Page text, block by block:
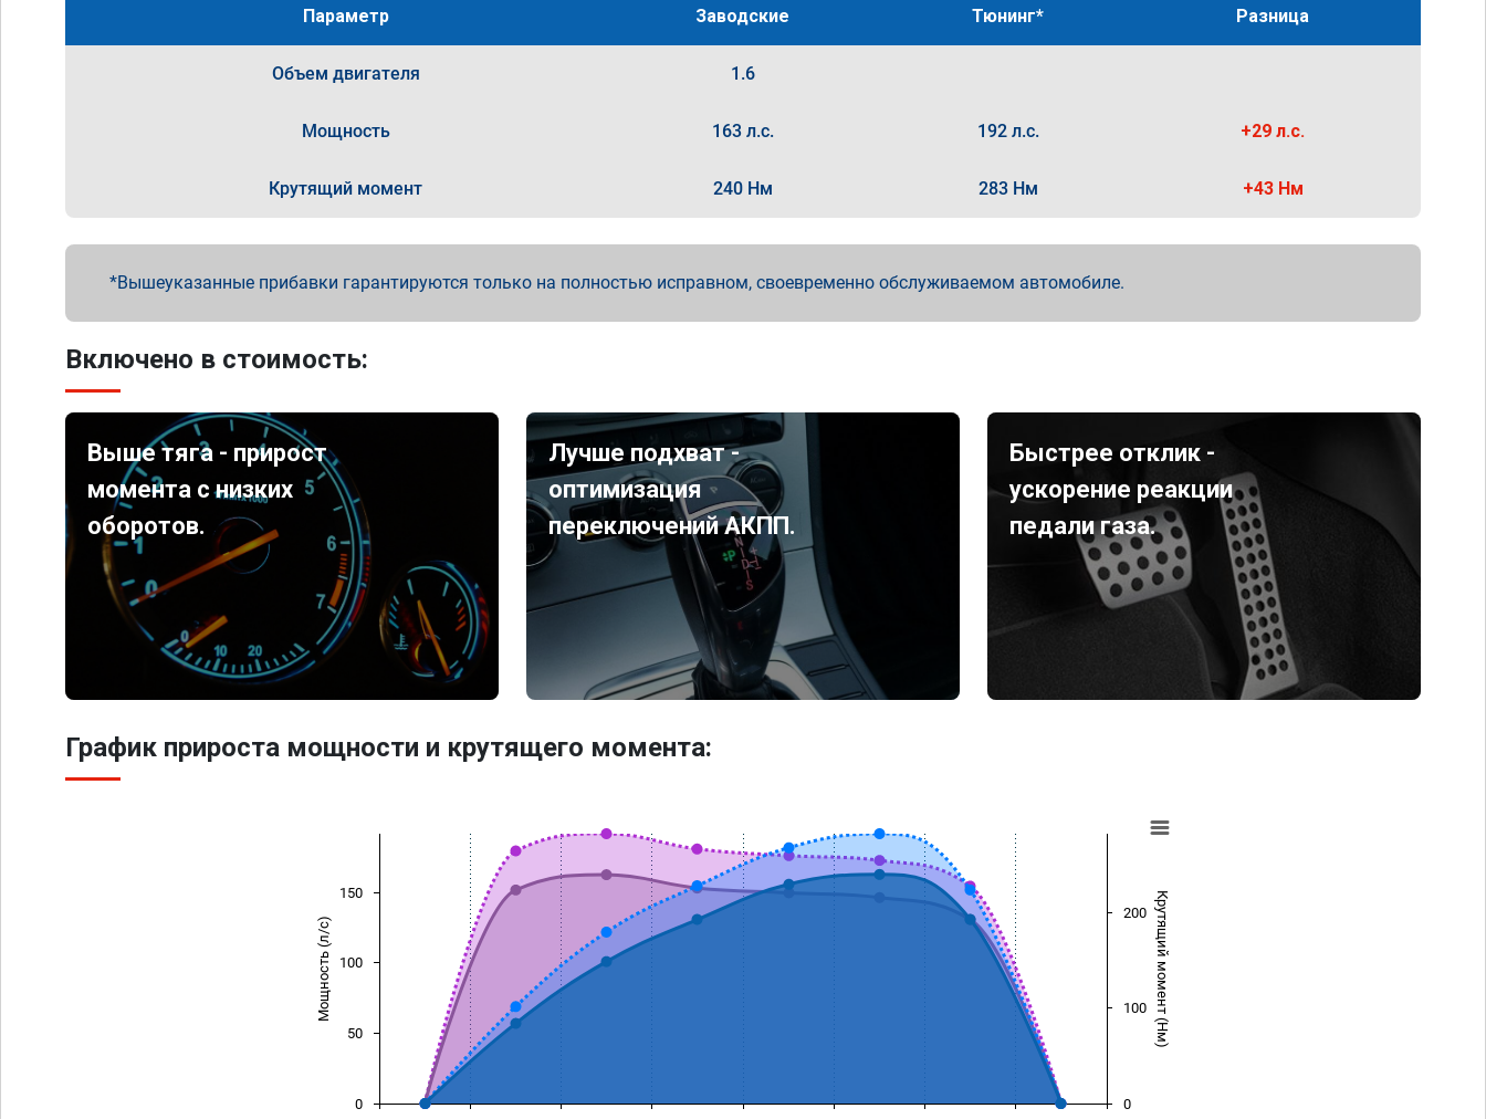
Параметр Заводские Тюнинг* Разница
Объем двигателя 1.6
Мощность 163 л.с. 192 л.с. +29 л.с.
Крутящий момент 240 Нм 283 Нм +43 Нм
Вышеуказанные прибавки гарантируются только на полностью исправном, своевременно обслуживаемом автомобиле.
Включено в стоимость:
Выше тяга - прирост
момента с низких
оборотов.
Лучше подхват -
оптимизация
переключений АКПП.
Быстрее отклик -
ускорение реакции
педали газа.
График прироста мощности и крутящего момента:
Мощность (л/с) Крутящий момент (Нм)
0
50
100
150
0
100
200